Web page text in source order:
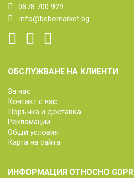
0878 700 929
info@bebemarket.bg
ОБСЛУЖВАНЕ НА КЛИЕНТИ
За нас
Контакт с нас
Поръчка и доставка
Рекламации
Общи условия
Карта на сайта
ИНФОРМАЦИЯ ОТНОСНО GDPR